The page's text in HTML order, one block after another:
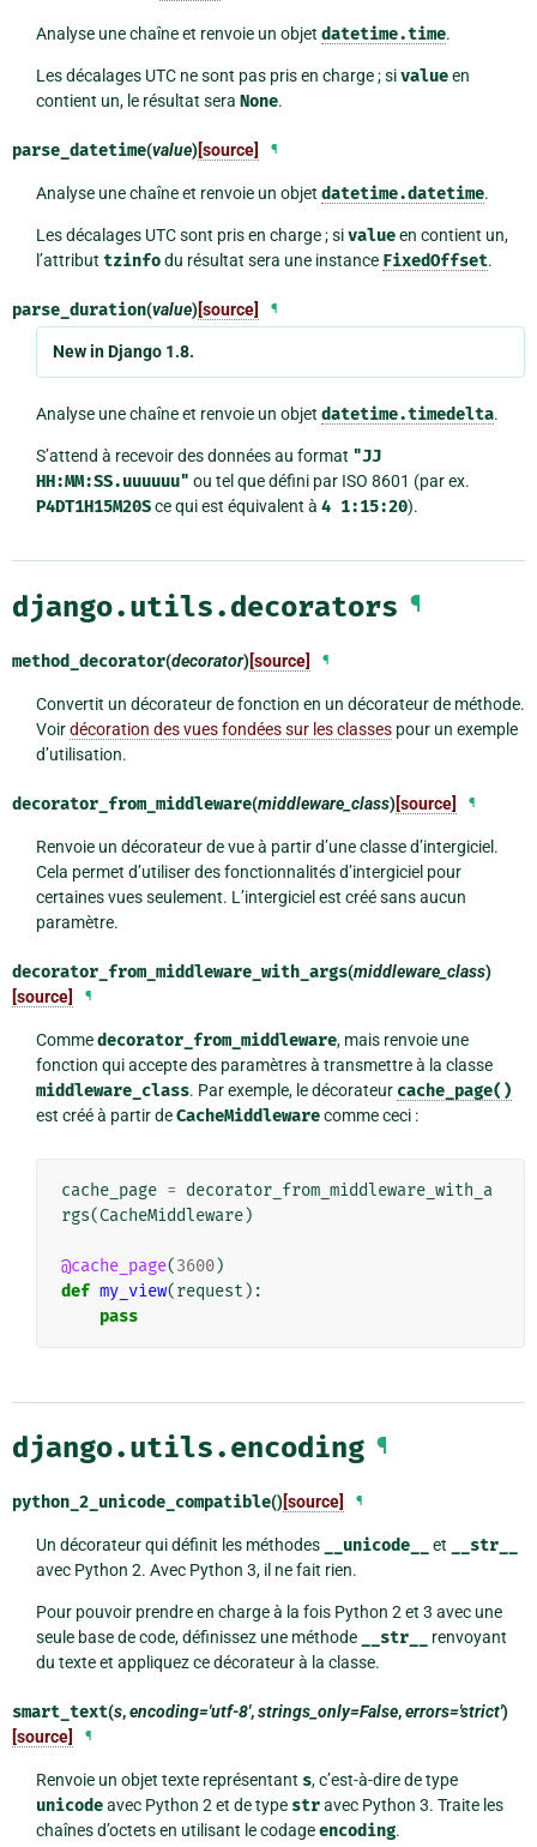
Analyse une chaîne et renvoie un objet datetime.time.
Les décalages UTC ne sont pas pris en charge ; sivalueen
contient un, le résultat sera None.
parse_datetime(value)[source] ¶
Analyse une chaîne et renvoie un objet datetime.datetime.
Les décalages UTC sont pris en charge ; sivalueen contient un,
l’attribut tzinfodu résultat sera une instance FixedOffset.
parse_duration(value)[source] ¶
New in Django 1.8.
Analyse une chaîne et renvoie un objet datetime.timedelta.
S’attend à recevoir des données au format "JJ
HH:MM:SS.uuuuuu" ou tel que défini par ISO 8601 (par ex.
P4DT1H15M20Sce qui est équivalent à 4 1:15:20).
django.utils.decorators ¶
method_decorator(decorator)[source] ¶
Convertit un décorateur de fonction en un décorateur de méthode.
Voirdécoration des vues fondées sur les classespour un exemple
d’utilisation.
decorator_from_middleware(middleware_class)[source] ¶
Renvoie un décorateur de vue à partir d’une classe d’intergiciel.
Cela permet d’utiliser des fonctionnalités d’intergiciel pour
certaines vues seulement. L’intergiciel est créé sans aucun
paramètre.
decorator_from_middleware_with_args(middleware_class)
[source]
¶
Commedecorator_from_middleware, mais renvoie une
fonction qui accepte des paramètres à transmettre à la classe
middleware_class. Par exemple, le décorateur cache_page()
est créé à partir deCacheMiddlewarecomme ceci :
cache_page = decorator_from_middleware_with_a
rgs(CacheMiddleware)
@cache_page(3600)
def my_view(request ):
pass
django.utils.encoding ¶
python_2_unicode_compatible()[source] ¶
Un décorateur qui définit les méthodes __unicode__ et __str__
avec Python 2. Avec Python 3, il ne fait rien.
Pour pouvoir prendre en charge à la fois Python 2 et 3 avec une
seule base de code, définissez une méthode
__str__
renvoyant
du texte et appliquez ce décorateur à la classe.
smart_text(s,encoding='utf-8',strings_only=False,errors='strict')
[source]
¶
Renvoie un objet texte représentant s, c’est-à-dire de type
unicodeavec Python 2 et de type stravec Python 3. Traite les
chaînes d’octets en utilisant le codageencoding.